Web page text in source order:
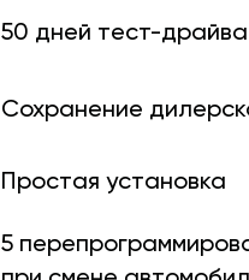
50 дней тест-драйва
Сохранение
Простая установка
5